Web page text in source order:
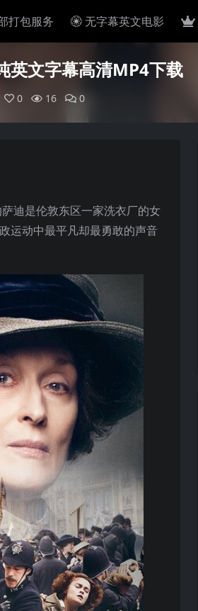
打包服务 无字幕英文电影
文字幕高清MP4下载
0 16 0
迪是伦敦东区一家洗衣厂的女
运动中最平凡却最勇敢的声音